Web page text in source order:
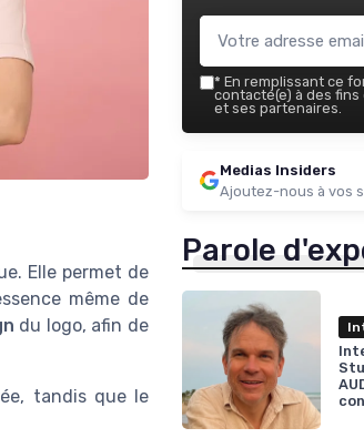
Elle permet de
même de
du logo, afin de
tandis que le
* En remplissant ce
contacté(e) à des fins
et ses partenaires.
Medias Insiders
Ajoutez-nous à vos
Parole